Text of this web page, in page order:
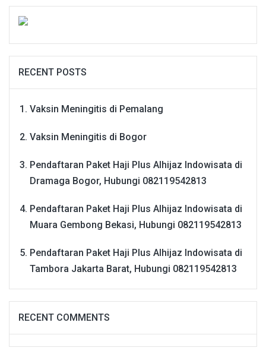
RECENT POSTS
Vaksin Meningitis di Pemalang
Vaksin Meningitis di Bogor
Pendaftaran Paket Haji Plus Alhijaz Indowisata di
Dramaga Bogor, Hubungi 082119542813
Pendaftaran Paket Haji Plus Alhijaz Indowisata di
Muara Gembong Bekasi, Hubungi 082119542813
Pendaftaran Paket Haji Plus Alhijaz Indowisata di
Tambora Jakarta Barat, Hubungi 082119542813
RECENT COMMENTS